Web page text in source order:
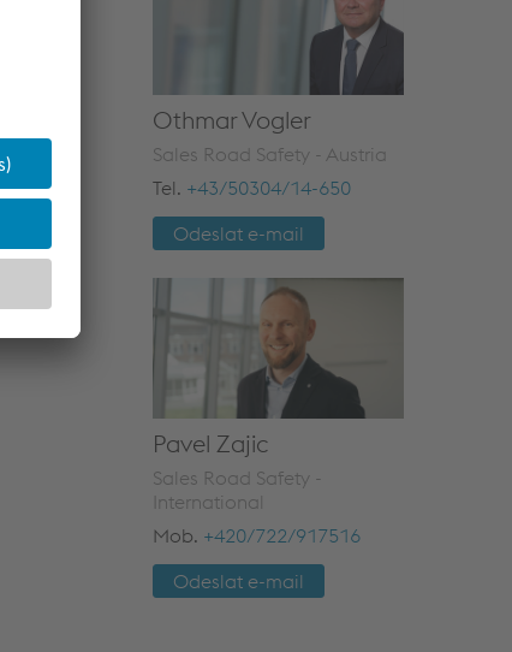
Othmar Vogler
Sales Road Safety - Austria
Tel. +43/50304/14-650
Odeslat e-mail
Pavel Zajic
Sales Road Safety -
International
Mob. +420/722/917516
Odeslat e-mail